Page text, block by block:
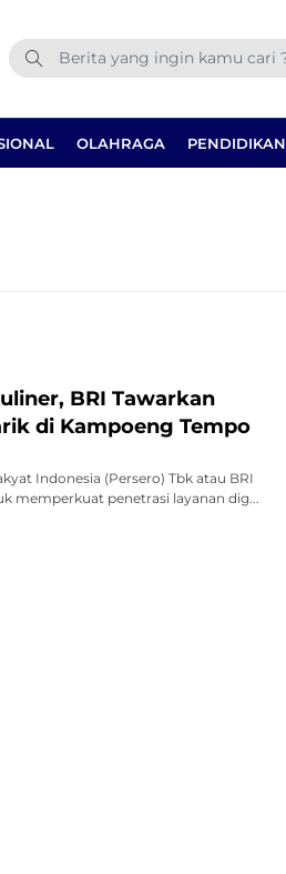
OLAHRAGA PENDIDIKAN
BRI Tawarkan
di Kampoeng Tempo
Indonesia (Persero) Tbk atau BRI
penetrasi layanan dig...